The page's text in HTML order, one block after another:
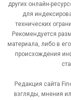
других онлайн-
для
технических
Рекомендуется
материала, либо в
происхождения
Редакция сайта
взгляды, мнения